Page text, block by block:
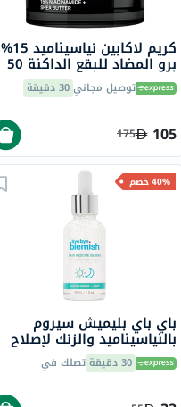
كريم لاكابين نياسيناميد 15%
برو المضاد للبقع الداكنة 50
مل توصيل مجاني30 دقيقة
105
175
40% خصم
باي باي بليميش سيروم
بالنياسيناميد والزنك لإصلاح
البشرة، 30 مل30 دقيقة تصلك في